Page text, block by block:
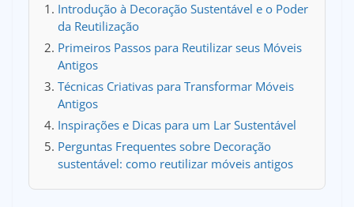
Introdução à Decoração Sustentável e o Poder
da Reutilização
Primeiros Passos para Reutilizar seus Móveis
Antigos
Técnicas Criativas para Transformar Móveis
Antigos
Inspirações e Dicas para um Lar Sustentável
Perguntas Frequentes sobre Decoração
sustentável: como reutilizar móveis antigos